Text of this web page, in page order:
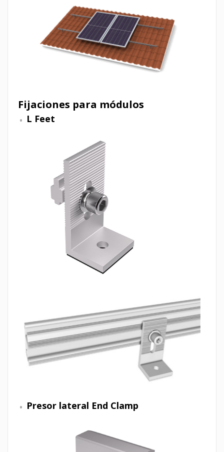
Fijaciones para módulos
L Feet
Presor lateral End Clamp